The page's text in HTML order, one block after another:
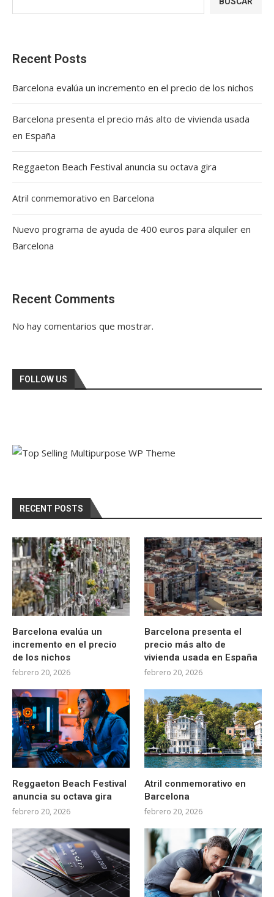
Recent Posts
Barcelona evalúa un incremento en el precio de los nichos
Barcelona presenta el precio más alto de vivienda usada
en España
Reggaeton Beach Festival anuncia su octava gira
Atril conmemorativo en Barcelona
Nuevo programa de ayuda de 400 euros para alquiler en
Barcelona
Recent Comments
No hay comentarios que mostrar.
FOLLOW US
RECENT POSTS
Barcelona evalúa un
incremento en el precio
de los nichos
febrero 20, 2026
Barcelona presenta el
precio más alto de
vivienda usada en España
febrero 20, 2026
Reggaeton Beach Festival
anuncia su octava gira
febrero 20, 2026
Atril conmemorativo en
Barcelona
febrero 20, 2026